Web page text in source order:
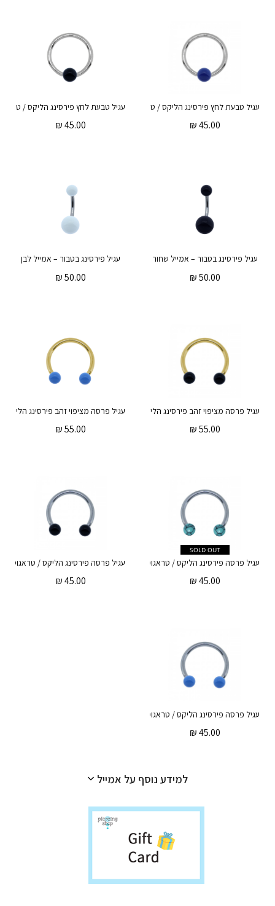
45.00
₪
45.00
₪
עגיל פירסינג בטבור – אמייל שחור
50.00
₪
עגיל פירסינג בטבור – אמייל לבן
50.00
₪
55.00
₪
55.00
₪
SOLD OUT
45.00
₪
45.00
₪
45.00
₪
למידע נוסף על אמייל